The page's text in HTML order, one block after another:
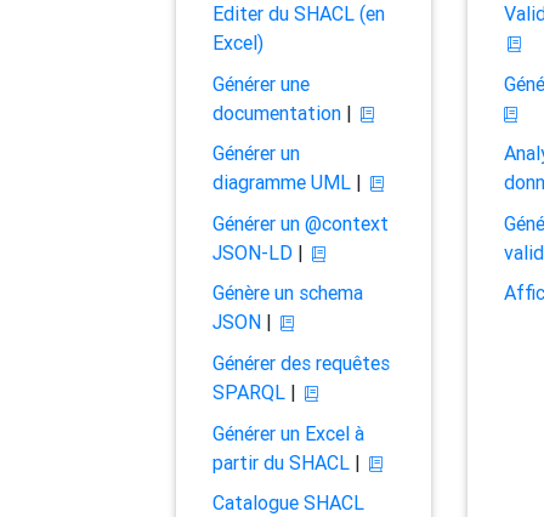
Editer du SHACL (en
Excel)
Générer une
documentation|
Générer un
diagramme UML|
Générer un @context
JSON-LD|
Génère un schema
JSON|
Générer des requêtes
SPARQL|
Générer un Excel à
partir du SHACL|
Catalogue SHACL